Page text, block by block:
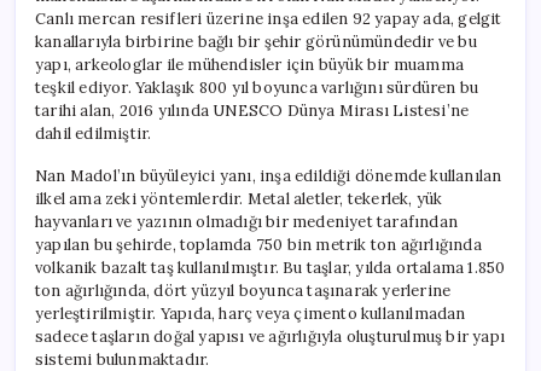
Canlı mercan resifleri üzerine inşa edilen 92 yapay ada, gelgit
kanallarıyla birbirine bağlı bir şehir görünümündedir ve bu
yapı, arkeologlar ile mühendisler için büyük bir muamma
teşkil ediyor. Yaklaşık 800 yıl boyunca varlığını sürdüren bu
tarihi alan, 2016 yılında UNESCO Dünya Mirası Listesi’ne
dahil edilmiştir.
Nan Madol’ın büyüleyici yanı, inşa edildiği dönemde kullanılan
ilkel ama zeki yöntemlerdir. Metal aletler, tekerlek, yük
hayvanları ve yazının olmadığı bir medeniyet tarafından
yapılan bu şehirde, toplamda 750 bin metrik ton ağırlığında
volkanik bazalt taş kullanılmıştır. Bu taşlar, yılda ortalama 1.850
ton ağırlığında, dört yüzyıl boyunca taşınarak yerlerine
yerleştirilmiştir. Yapıda, harç veya çimento kullanılmadan
sadece taşların doğal yapısı ve ağırlığıyla oluşturulmuş bir yapı
sistemi bulunmaktadır.